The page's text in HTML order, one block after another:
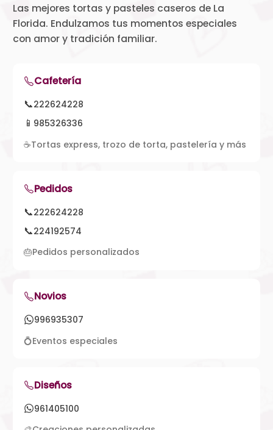
Las mejores tortas y pasteles caseros de La
Florida. Endulzamos tus momentos especiales
con amor y tradición familiar.
Cafetería
📞222624228
📱 985326336
☕Tortas express, trozo de torta, pastelería y más
Pedidos
📞222624228
📞224192574
🎂Pedidos personalizados
Novios
996935307
💍Eventos especiales
Diseños
961405100